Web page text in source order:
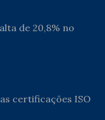
de 20,8% no
certificações ISO